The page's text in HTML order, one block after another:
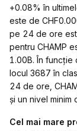
+0.08% în
este de
pe 24 de ore
pentru CHAMP
1.00B. În funcție
locul 3687 în
24 de ore,
și un nivel minim
Cel mai mare